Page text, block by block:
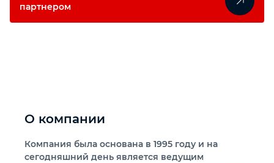
партнером
О компании
Компания была основана в 1995 году и на
сегодняшний день является ведущим